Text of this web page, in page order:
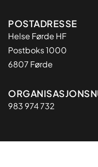
Adresse
POSTADRESSE
Helse Førde HF
Postboks 1000
6807 Førde
Organisasjon
983 974 732